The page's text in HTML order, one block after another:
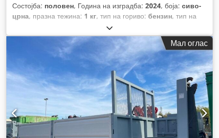
Состојба: половен, Година на изградба: 2024, боја: сиво-
црна, празна тежина: 1 кг, тип на гориво: бензин, тип на
Мал оглас